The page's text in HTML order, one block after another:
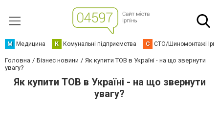
М Медицина К Комунальні підприємства С СТО/Шиномонтажі
Головна Бізнес новини
Як купити ТОВ в Україні - на що звернути
увагу?
Як купити ТОВ в Україні - на що звернути
увагу?